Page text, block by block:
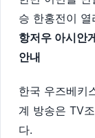
승 한홍전이 열
항저우 아시안
안내
한국 우즈베키
계 방송은 TV
다.